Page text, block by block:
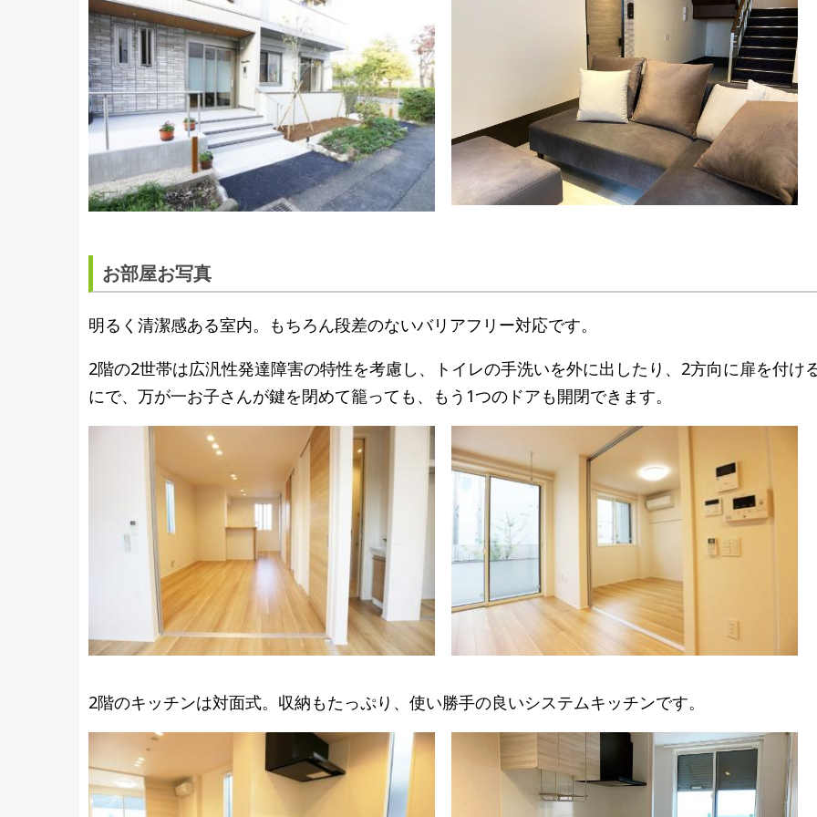
お部屋お写真
明るく清潔感ある室内。もちろん段差のないバリアフリー対応です。
2階の2世帯は広汎性発達障害の特性を考慮し、トイレの手洗いを外に出したり、2方向に扉を付け
にで、万が一お子さんが鍵を閉めて籠っても、もう1つのドアも開閉できます。
2階のキッチンは対面式。収納もたっぷり、使い勝手の良いシステムキッチンです。